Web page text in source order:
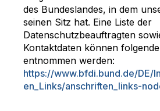
des Bundeslandes, in dem
seinen Sitz hat. Eine Liste der
Datenschutzbeauftragten
Kontaktdaten können
entnommen werden:
https://www.bfdi.bund.de/DE/
en_Links/anschriften_links-